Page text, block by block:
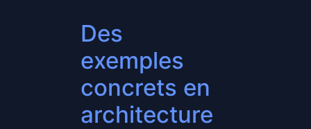
Des
exemples
concrets en
architecture